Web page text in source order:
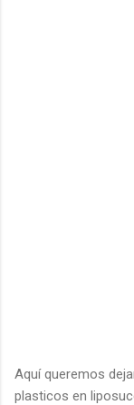
Aquí queremos
plasticos en